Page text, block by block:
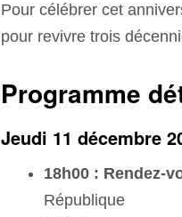
Pour célébrer cet
pour revivre trois
Programme
Jeudi 11 décembre
18h00 : Rendez-
République